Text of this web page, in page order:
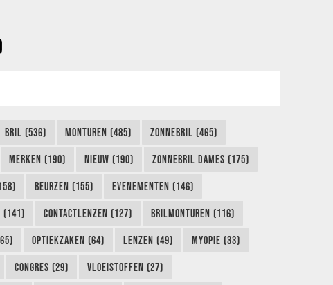
BRIL (536) MONTUREN (485) ZONNEBRIL (465)
MERKEN (190) NIEUW (190) ZONNEBRIL DAMES (175)
BEURZEN (155) EVENEMENTEN (146)
(141) CONTACTLENZEN (127) BRILMONTUREN (116)
OPTIEKZAKEN (64) LENZEN (49) MYOPIE (33)
CONGRES (29) VLOEISTOFFEN (27)